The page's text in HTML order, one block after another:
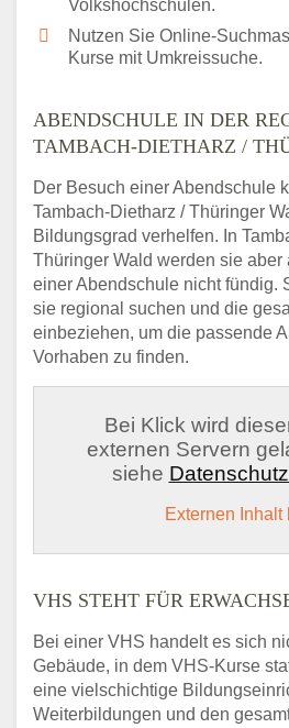
Volkshochschulen.
Nutzen Sie Online-
Kurse mit Umkreissuche.
ABENDSCHULE IN DER
TAMBACH-DIETHARZ /
Der Besuch einer Abendschule
Tambach-Dietharz / Thüringer
Bildungsgrad verhelfen. In
Thüringer Wald werden sie aber
einer Abendschule nicht fündig.
sie regional suchen und die
einbeziehen, um die passende
Vorhaben zu finden.
Bei Klick wird
externen Servern
siehe
Externen Inhalt
VHS STEHT FÜR
Bei einer VHS handelt es sich
Gebäude, in dem VHS-Kurse
eine vielschichtige
Weiterbildungen und den